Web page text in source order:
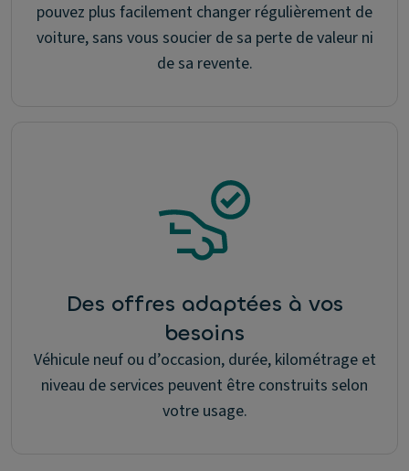
pouvez plus facilement changer régulièrement de
voiture, sans vous soucier de sa perte de valeur ni
de sa revente.
Des offres adaptées à vos
besoins
Véhicule neuf ou d’occasion, durée, kilométrage et
niveau de services peuvent être construits selon
votre usage.